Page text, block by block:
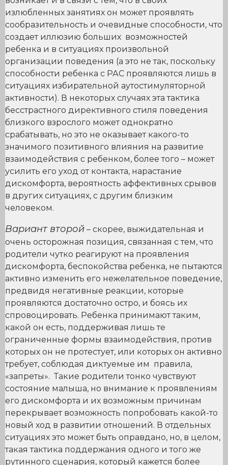
излюбленных занятиях он может проявлять
сообразительность и очевидные способности, что
создает иллюзию больших возможностей
ребенка и в ситуациях произвольной
организации поведения (а это не так, поскольку
способности ребенка с РАС проявляются лишь в
ситуациях избирательной аутостимуляторной
активности). В некоторых случаях эта тактика
бесстрастного директивного стиля поведения
близкого взрослого может однократно
срабатывать, но это не оказывает какого-то
значимого позитивного влияния на развитие
взаимодействия с ребенком, более того – может
усилить его уход от контакта, нарастание
дискомфорта, вероятность аффективных срывов
в других ситуациях, с другим близким
человеком.
Вариант второй – скорее, выжидательная и
очень осторожная позиция, связанная с тем, что
родители чутко реагируют на проявления
дискомфорта, беспокойства ребенка, не пытаются
активно изменить его нежелательное поведение,
предвидя негативные реакции, которые
проявляются достаточно остро, и боясь их
спровоцировать. Ребенка принимают таким,
какой он есть, поддерживая лишь те
ограниченные формы взаимодействия, против
которых он не протестует, или которых он активно
требует, соблюдая диктуемые им правила,
«запреты». Такие родители тонко чувствуют
состояние малыша, но внимание к проявлениям
его дискомфорта и их возможным причинам
перекрывает возможность попробовать какой-то
новый ход в развитии отношений. В отдельных
ситуациях это может быть оправдано, но, в целом,
такая тактика поддержания одного и того же
рутинного сценария, который кажется более